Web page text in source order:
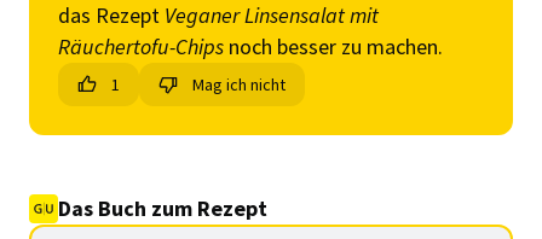
das Rezept Veganer Linsensalat mit
Räuchertofu-Chips noch besser zu machen.
1 Mag ich nicht
Das Buch zum Rezept